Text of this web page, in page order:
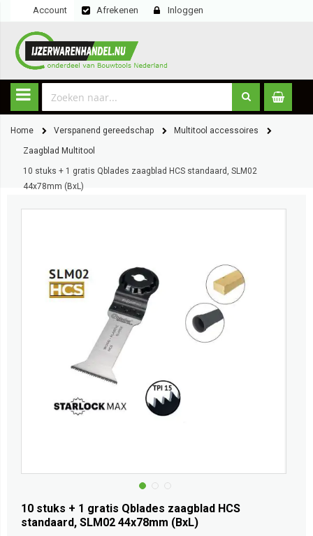
Account Afrekenen Inloggen
Home Verspanend gereedschap Multitool accessoires
Zaagblad Multitool
10 stuks + 1 gratis Qblades zaagblad HCS standaard, SLM02
44x78mm (BxL)
10 stuks + 1 gratis Qblades zaagblad HCS
standaard, SLM02 44x78mm (BxL)